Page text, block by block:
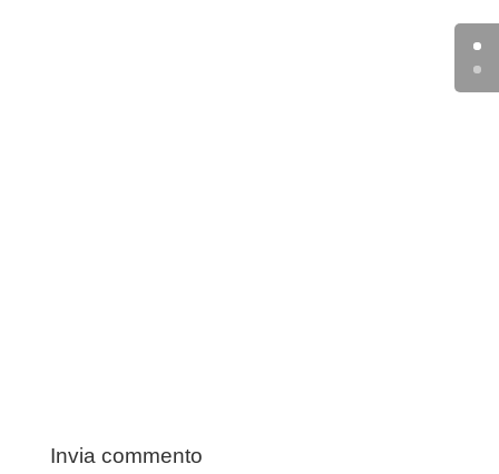
Invia commento